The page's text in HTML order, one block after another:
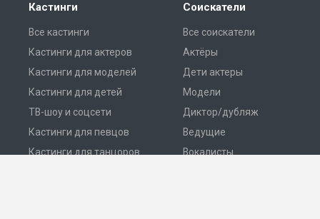
Кастинги
Все кастинги
Кастинги для актеров
Кастинги для моделей
Кастинги для детей
ТВ-шоу и соцсети
Кастинги для певцов
Кастинги для танцоров
Соискатели
Все соискатели
Актёры
Дети актеры
Модели
Диктор/дубляж
Ведущие
Вокалисты